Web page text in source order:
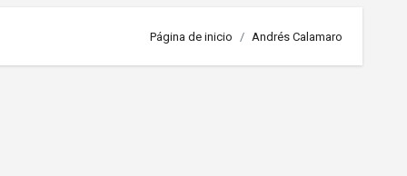
Página de inicio Andrés Calamaro